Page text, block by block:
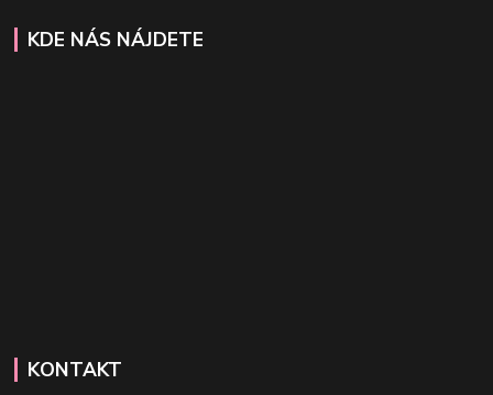
KDE NÁS NÁJDETE
KONTAKT